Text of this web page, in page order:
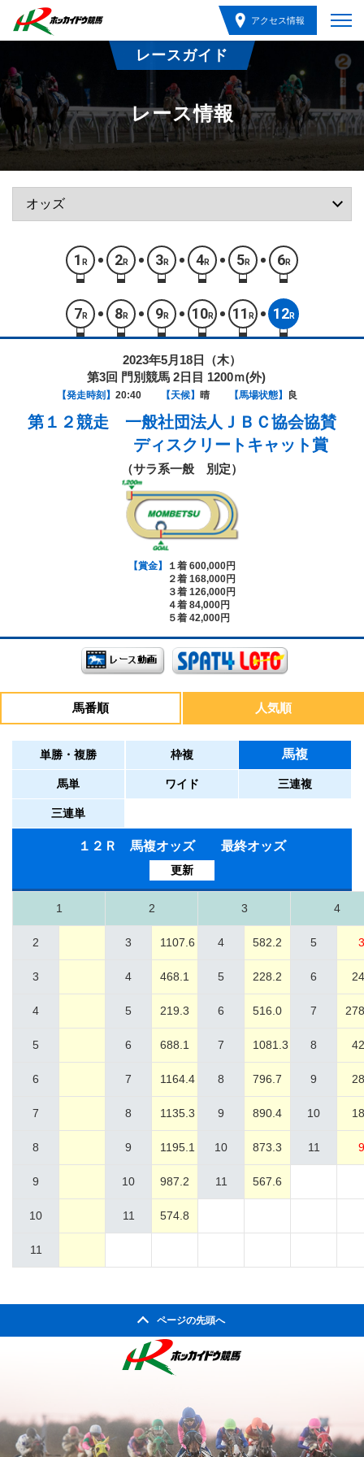
アクセス情報
レースガイド
レース情報
1 R 2R 3R 4R 5R 6R
7 R 8R 9R 10R 11 R 12R
2023年5月18日（木）
第3回 門別競馬 2日目 1200ｍ(外)
【発走時刻】 20:40 【天候】 晴 【馬場状態】 良
第１２競走 一般社団法人ＪＢＣ協会協賛
ディスクリートキャット賞
（サラ系一般 別定）
【賞金】
１着 600,000円
２着 168,000円
３着 126,000円
４着 84,000円
５着 42,000円
馬番順 人気順
単勝・複勝 枠複 馬複
馬単 ワイド 三連複
三連単
１２Ｒ 馬複オッズ 最終オッズ
更新
1 2 3 4
2 3 1107.6 4 582.2 5
3 4 468.1 5 228.2 6
4 5 219.3 6 516.0 7
5 6 688.1 7 1081.3 8
6 7 1164.4 8 796.7 9
7 8 1135.3 9 890.4 10
8 9 1195.1 10 873.3 11
9 10 987.2 11 567.6
10 11 574.8
11
ページの先頭へ